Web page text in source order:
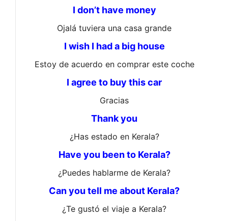
I don’t have money
Ojalá tuviera una casa grande
I wish I had a big house
Estoy de acuerdo en comprar este coche
I agree to buy this car
Gracias
Thank you
¿Has estado en Kerala?
Have you been to Kerala?
¿Puedes hablarme de Kerala?
Can you tell me about Kerala?
¿Te gustó el viaje a Kerala?